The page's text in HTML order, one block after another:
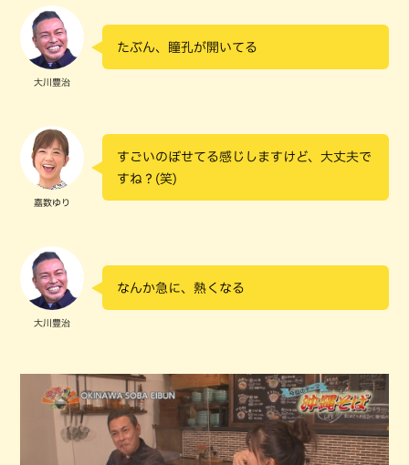
大川豊治
たぶん、瞳孔が開いてる
嘉数ゆり
すごいのぼせてる感じしますけど、大丈夫で
すね？(笑)
大川豊治
なんか急に、熱くなる